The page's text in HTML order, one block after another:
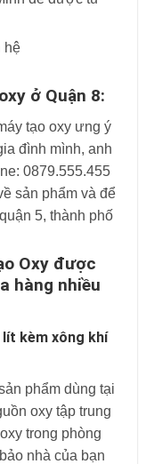
ở Quận 8:
tạo oxy ưng ý
đình mình, anh
0879.555.455
sản phẩm và để
5, thành phố
Oxy được
hàng nhiều
lít kèm xông khí
phẩm dùng tại
oxy tập trung
trong phòng
nhà của bạn